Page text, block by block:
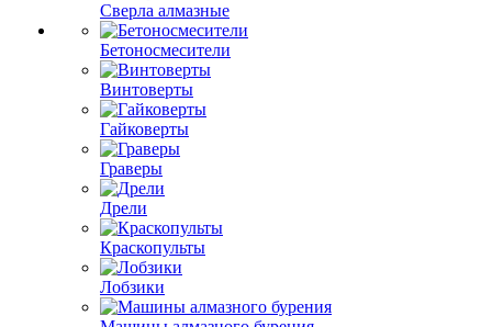
Сверла алмазные
Бетоносмесители
Винтоверты
Гайковерты
Граверы
Дрели
Краскопульты
Лобзики